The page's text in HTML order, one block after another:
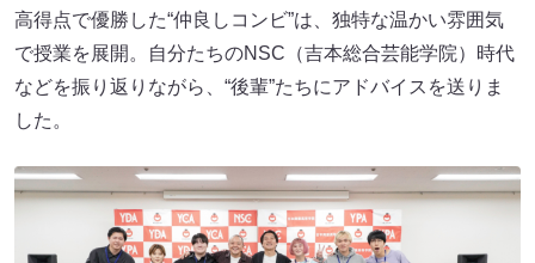
高得点で優勝した“仲良しコンビ”は、独特な温かい雰囲気
で授業を展開。自分たちのNSC（吉本総合芸能学院）時代
などを振り返りながら、“後輩”たちにアドバイスを送りま
した。